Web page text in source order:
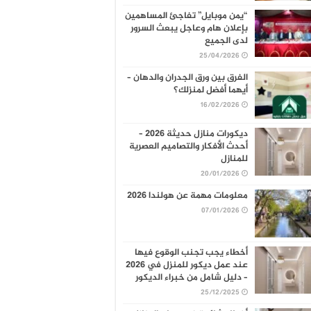
“يمن موبايل” تفاجئ المساهمين
بإعلان هام وعاجل يبعث السرور
لدى الجميع
25/04/2026
الفرق بين ورق الجدران والدهان –
أيهما أفضل لمنزلك؟
16/02/2026
ديكورات منازل حديثة 2026 –
أحدث الأفكار والتصاميم العصرية
للمنازل
20/01/2026
معلومات مهمة عن هولندا 2026
07/01/2026
أخطاء يجب تجنب الوقوع فيها
عند عمل ديكور للمنزل في 2026
– دليل شامل من خبراء الديكور
25/12/2025